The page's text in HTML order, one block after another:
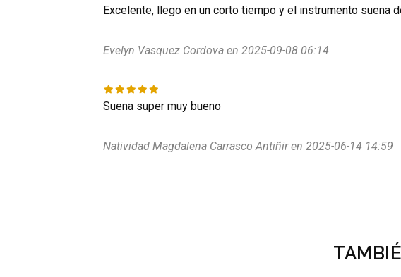
Excelente, llego en un corto tiempo y el instrumento suena
Evelyn Vasquez Cordova en 2025-09-08 06:14
Suena super muy bueno
Natividad Magdalena Carrasco Antiñir en 2025-06-14 14:59